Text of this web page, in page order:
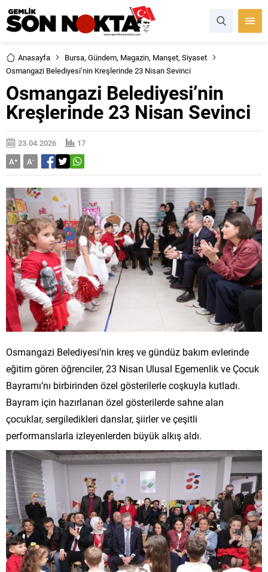
Anasayfa Bursa, Gündem, Magazin, Manşet, Siyaset
Osmangazi Belediyesi’nin Kreşlerinde 23 Nisan Sevinci
Osmangazi Belediyesi’nin
Kreşlerinde 23 Nisan Sevinci
23.04.2026
17
A+ A-
Osmangazi Belediyesi’nin kreş ve gündüz bakım evlerinde
eğitim gören öğrenciler, 23 Nisan Ulusal Egemenlik ve Çocuk
Bayramı’nı birbirinden özel gösterilerle coşkuyla kutladı.
Bayram için hazırlanan özel gösterilerde sahne alan
çocuklar, sergiledikleri danslar, şiirler ve çeşitli
performanslarla izleyenlerden büyük alkış aldı.